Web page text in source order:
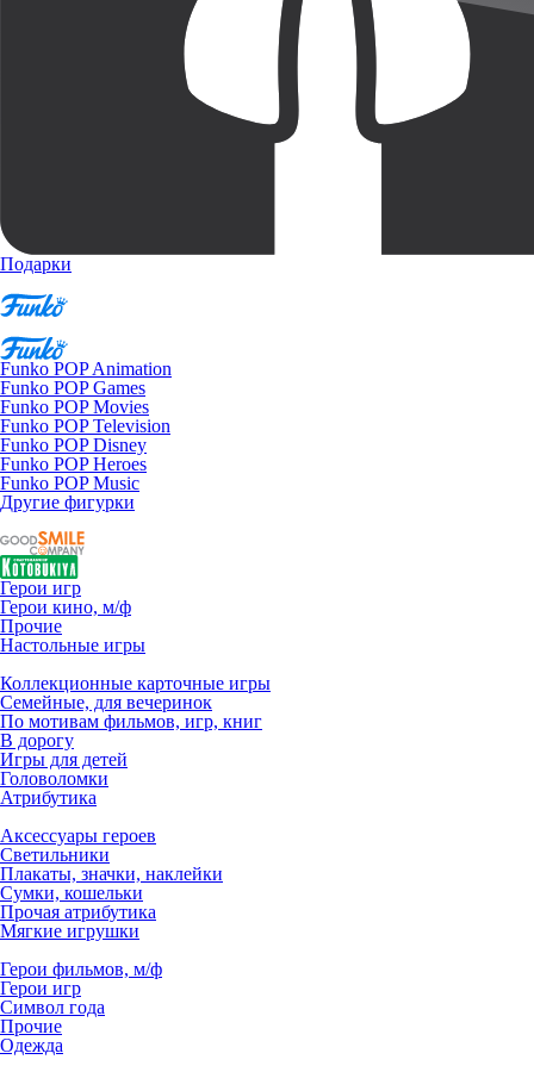
Подарки
Funko POP Animation
Funko POP Games
Funko POP Movies
Funko POP Television
Funko POP Disney
Funko POP Heroes
Funko POP Music
Другие фигурки
Герои игр
Герои кино, м/ф
Прочие
Настольные игры
Коллекционные карточные игры
Семейные, для вечеринок
По мотивам фильмов, игр, книг
В дорогу
Игры для детей
Головоломки
Атрибутика
Аксессуары героев
Светильники
Плакаты, значки, наклейки
Сумки, кошельки
Прочая атрибутика
Мягкие игрушки
Герои фильмов, м/ф
Герои игр
Символ года
Прочие
Одежда